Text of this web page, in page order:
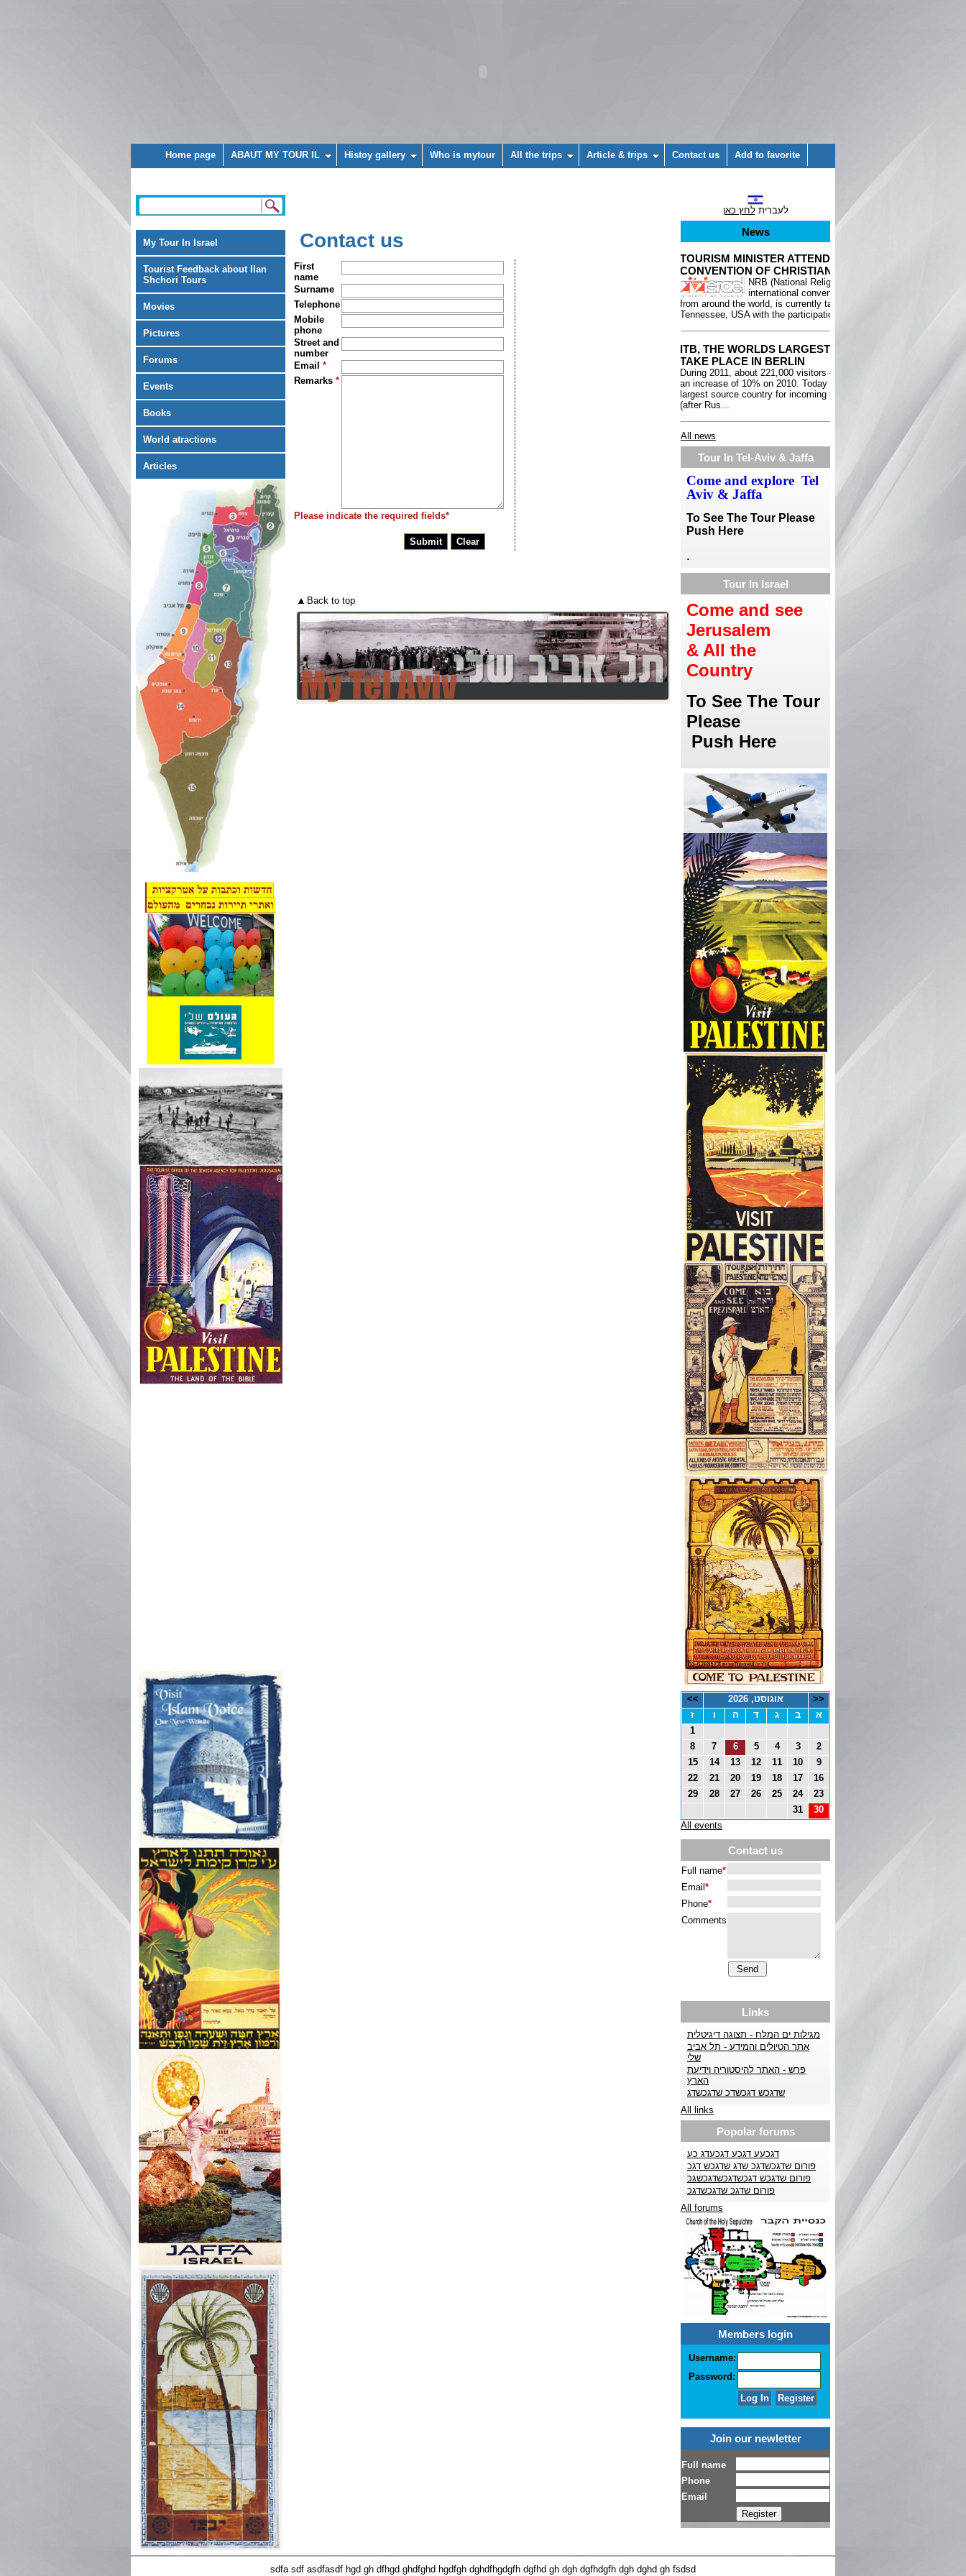
Home page ABAUT MY TOUR IL Histoy gallery Who is mytour All the trips Article & trips Contact us Add to favorite
My Tour In Israel
Tourist Feedback about Ilan
Shchori Tours
Movies
Pictures
Forums
Events
Books
World atractions
Articles
Contact us
First
name
Surname
Telephone
Mobile
phone
Street and
number
Email *
Remarks *
Please indicate the required fields*
Back to top
לעבריתלחץ כאן
News
All news
Tour In Tel-Aviv & Jaffa
Come and explore Tel
Aviv & Jaffa
To See The Tour Please
Push Here
.
Tour In Israel
Come and see
Jerusalem
& All the
Country
To See The Tour
Please
Push Here
<< אוגוסט, 2026
>>
א
ב ג ד ה ו
ז
1
2
3
4
5
6
7
8
9
10
11
12
13
14
15
16
17
18
19
20
21
22
23
24
25
26
27
28
29
30
31
All events
Contact us
Links
מגילות ים המלח - תצוגה דיגיטלית
אתר הטיולים והמידע - תל אביב
שלי
פרש - האתר להיסטוריה וידיעת
הארץ
שדגכש דגכשדכ שדגכשדג
All links
Popolar forums
דגכעע דגכע דגכעדג כע
פורום שדגכשדגכ שדג שדגכש דגכ
פורום שדגכש דגכשדגכשדגכשגכ
פורום שדגכ שדגכשדגכ
All forums
Members login
Username:
Password:
Join our newletter
sdfa sdf asdfasdf hgd gh dfhgd ghdfghd hgdfgh dghdfhgdgfh dgfhd gh dgh dgfhdgfh dgh dghd gh fsdsd